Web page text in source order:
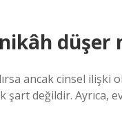
düşer
ancak cinsel ilişki
şart değildir. Ayrıca,